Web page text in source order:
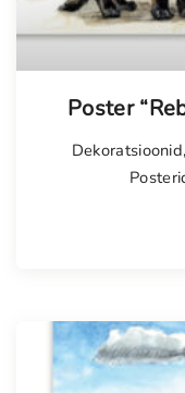
Poster
Dekoratsioonid,